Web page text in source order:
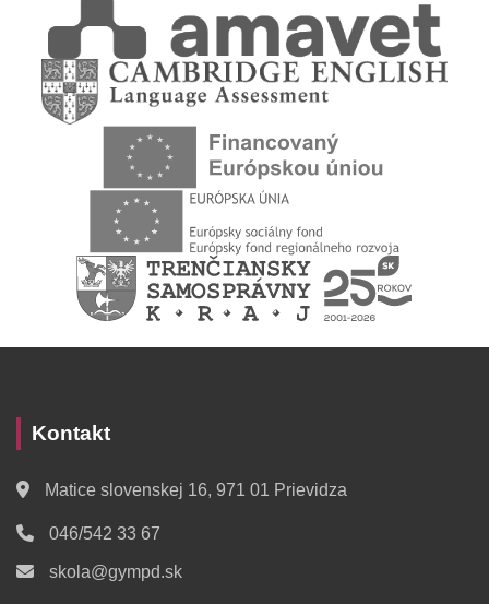
Kontakt
Matice slovenskej 16, 971 01 Prievidza
046/542 33 67
skola@gympd.sk